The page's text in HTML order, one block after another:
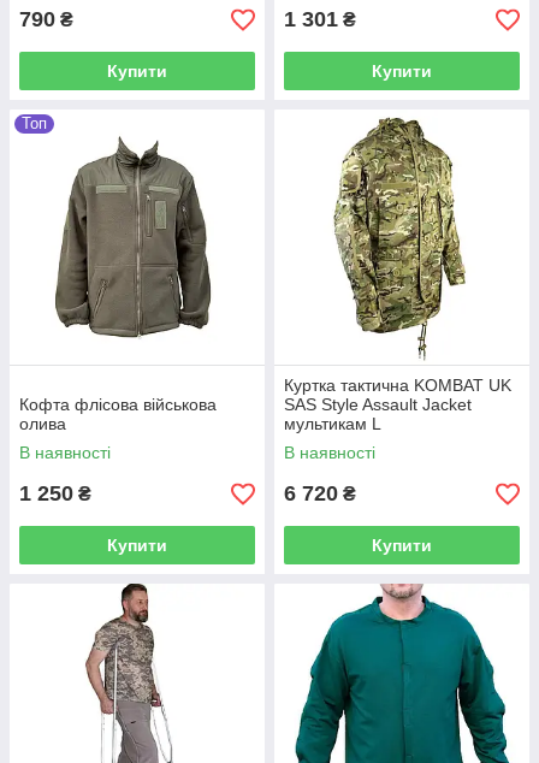
790 ₴
Купити
1 301 ₴
Купити
Топ
Кофта флісова військова
олива
В наявності
1 250 ₴
Купити
Куртка тактична KOMBAT UK
SAS Style Assault Jacket
мультикам L
В наявності
6 720 ₴
Купити